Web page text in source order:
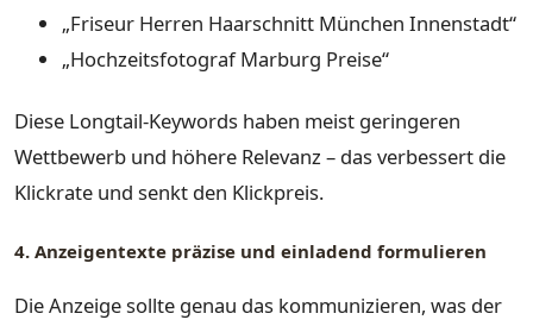
„Friseur Herren Haarschnitt München Innenstadt“
„Hochzeitsfotograf Marburg Preise“
Diese Longtail-Keywords haben meist geringeren
Wettbewerb und höhere Relevanz – das verbessert die
Klickrate und senkt den Klickpreis.
4. Anzeigentexte präzise und einladend formulieren
Die Anzeige sollte genau das kommunizieren, was der